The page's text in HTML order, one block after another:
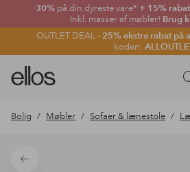
30% på din dyreste vare* + 15% rabat
Inkl. masser af møbler! Brug
OUTLET DEAL - 25% ekstra rabat på
koden:
Ellos
logo
gå
forsiden
Bolig Møbler Sofaer & lænestole
Tilbage